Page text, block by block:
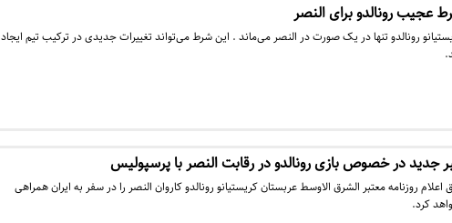
عجیب رونالدو برای النصر
رونالدو تنها در یک صورت در النصر می‌ماند . این شرط می‌تواند تغییرات جدیدی در ترکیب تیم ایجاد
جدید در خصوص بازی رونالدو در رقابت النصر با پرسپولیس
اعلام روزنامه معتبر الشرق الاوسط عربستان کریستیانو رونالدو کاروان النصر را در سفر به ایران همراهی
کرد.